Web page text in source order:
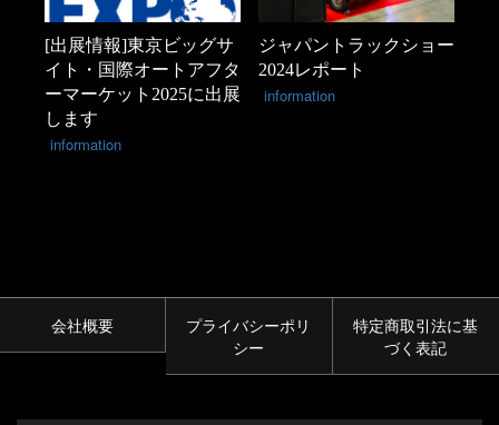
[出展情報]東京ビッグサ
イト・国際オートアフタ
ーマーケット2025に出展
します
information
ジャパントラックショー
2024レポート
information
会社概要
プライバシーポリ
シー
特定商取引法に基
づく表記